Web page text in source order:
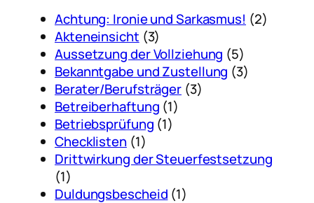
Achtung: Ironie und Sarkasmus! (2)
Akteneinsicht (3)
Aussetzung der Vollziehung (5)
Bekanntgabe und Zustellung (3)
Berater/Berufsträger (3)
Betreiberhaftung (1)
Betriebsprüfung (1)
Checklisten (1)
Drittwirkung der Steuerfestsetzung
(1)
Duldungsbescheid (1)